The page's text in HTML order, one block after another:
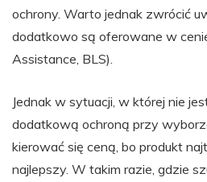
ochrony. Warto jednak zwrócić
dodatkowo są oferowane w
Assistance, BLS).
Jednak w sytuacji, w której nie
dodatkową ochroną przy
kierować się ceną, bo produkt
najlepszy. W takim razie, gdzie